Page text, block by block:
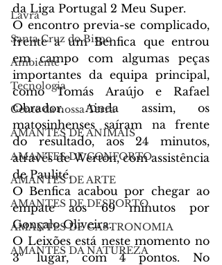
Lavra
Santa Cruz do Bispo
Ambiente
Tecnologia
Gente da nossa Terra
AMANTES DE ANIMAIS
AMANTES DE CONFORTO
AMANTES DE ARTE
AMANTES DE DESPORTO
AMANTES DE GASTRONOMIA
AMANTES DA NATUREZA
da Liga Portugal 2 Meu Super.
O encontro previa-se complicado,
frente a um Benfica que entrou
em campo com algumas peças
importantes da equipa principal,
como Tomás Araújo e Rafael
Obrador. Ainda assim, os
matosinhenses saíram na frente
do resultado, aos 24 minutos,
através de Werton, com assistência
de Paulité.
O Benfica acabou por chegar ao
empate aos 69 minutos por
Gonçalo Oliveira.
O Leixões está neste momento no
3º lugar, com 4 pontos. No